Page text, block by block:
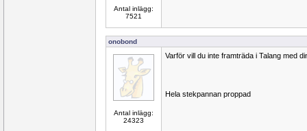
Antal inlägg:
7521
onobond
Antal inlägg:
24323
Varför vill du inte framträda i Talang med
Hela stekpannan proppad